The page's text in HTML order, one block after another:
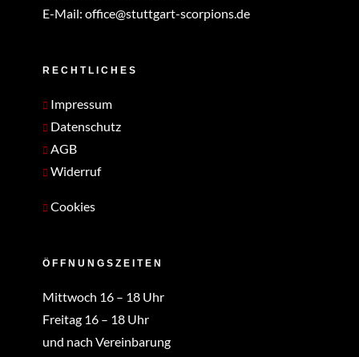
E-Mail: office@stuttgart-scorpions.de
RECHTLICHES
Impressum
Datenschutz
AGB
Widerruf
Cookies
ÖFFNUNGSZEITEN
Mittwoch 16 – 18 Uhr
Freitag 16 – 18 Uhr
und nach Vereinbarung